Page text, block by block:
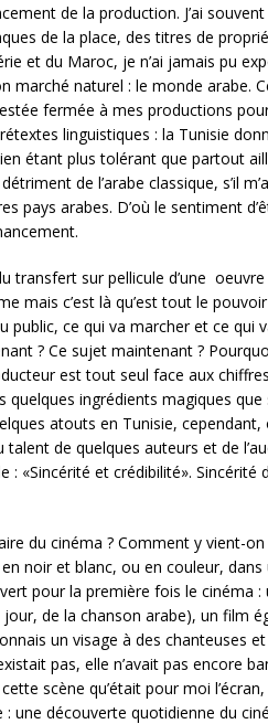
de la production. J’ai
de la place, des titres de
et du Maroc, je n’ai jamais pu
marché naturel : le monde arabe.
fermée à mes productions
linguistiques : la Tunisie
étant plus tolérant que partout
de l’arabe classique, s’il
pays arabes. D’où le sentiment
transfert sur pellicule d’une
mais c’est là qu’est tout le
public, ce qui va marcher et ce qui
? Ce sujet maintenant ?
est tout seul face aux
quelques ingrédients magiques
atouts en Tunisie, cependant,
de quelques auteurs et de
: «Sincérité et crédibilité». Sincérité
du cinéma ? Comment y vient-
noir et blanc, ou en couleur,
pour la première fois le cinéma
de la chanson arabe), un film
un visage à des chanteuses
pas, elle n’avait pas encore
scène qu’était pour moi
une découverte quotidienne du